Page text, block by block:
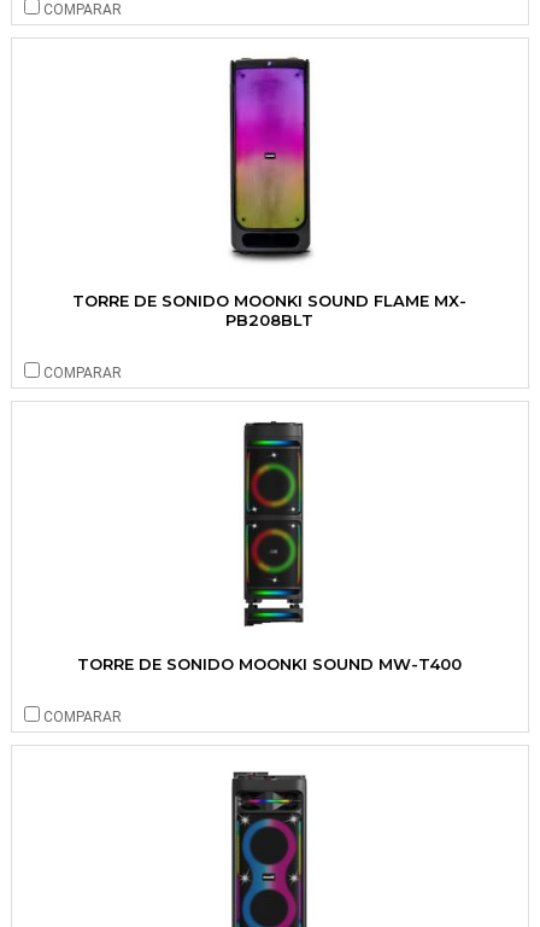
COMPARAR
TORRE DE SONIDO MOONKI SOUND FLAME MX-
PB208BLT
COMPARAR
TORRE DE SONIDO MOONKI SOUND MW-T400
COMPARAR